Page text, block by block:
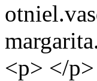
<p> </